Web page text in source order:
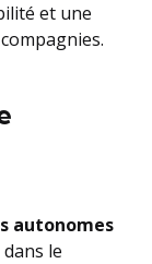
et une
autonomes
le